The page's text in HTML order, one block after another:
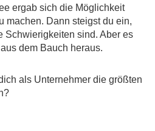
ergab sich die Möglichkeit
machen. Dann steigst du ein,
Schwierigkeiten sind. Aber es
dem Bauch heraus.
als Unternehmer die größten